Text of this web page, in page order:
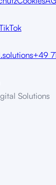
+49
gital Solutions